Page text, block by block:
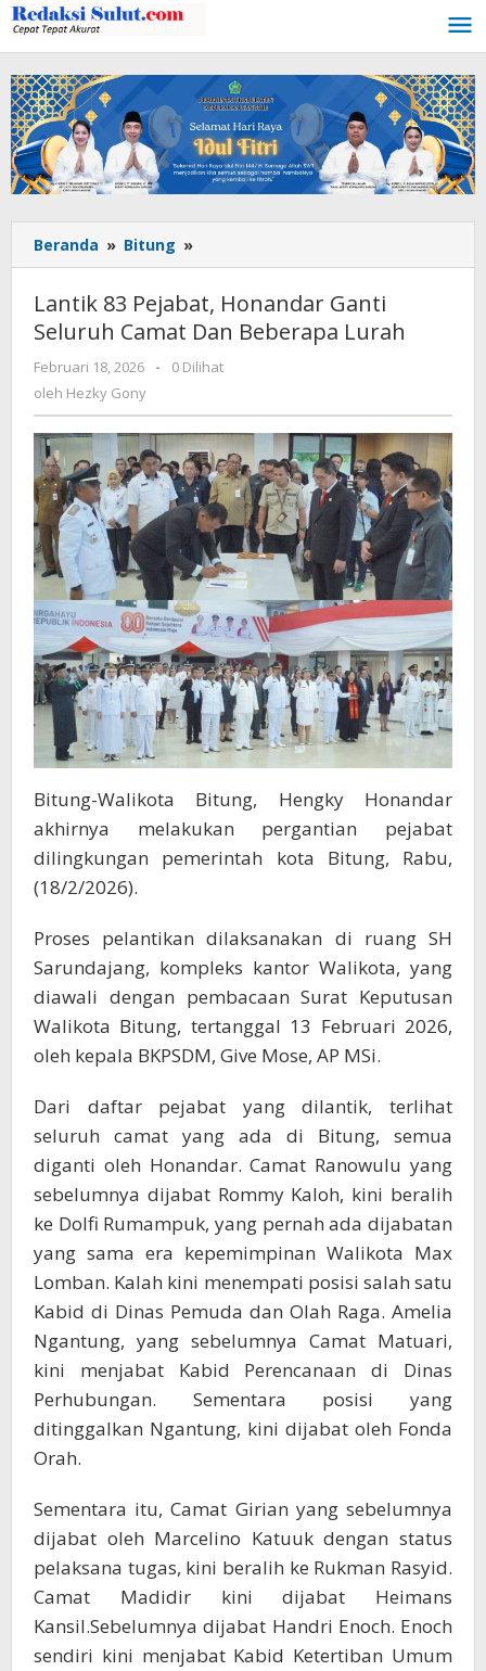
Lewati
ke
konten
Beranda » Bitung »
83
Honandar
Ganti
Seluruh
Lurah
Lantik 83 Pejabat, Honandar Ganti
Seluruh Camat Dan Beberapa Lurah
Februari 18, 2026
oleh
-
0 Dilihat
oleh Hezky Gony
Bitung-Walikota Bitung, Hengky Honandar
akhirnya melakukan pergantian pejabat
dilingkungan pemerintah kota Bitung, Rabu,
(18/2/2026).
Proses pelantikan dilaksanakan di ruang SH
Sarundajang, kompleks kantor Walikota, yang
diawali dengan pembacaan Surat Keputusan
Walikota Bitung, tertanggal 13 Februari 2026,
oleh kepala BKPSDM, Give Mose, AP MSi.
Dari daftar pejabat yang dilantik, terlihat
seluruh camat yang ada di Bitung, semua
diganti oleh Honandar. Camat Ranowulu yang
sebelumnya dijabat Rommy Kaloh, kini beralih
ke Dolfi Rumampuk, yang pernah ada dijabatan
yang sama era kepemimpinan Walikota Max
Lomban. Kalah kini menempati posisi salah satu
Kabid di Dinas Pemuda dan Olah Raga. Amelia
Ngantung, yang sebelumnya Camat Matuari,
kini menjabat Kabid Perencanaan di Dinas
Perhubungan. Sementara posisi yang
ditinggalkan Ngantung, kini dijabat oleh Fonda
Orah.
Sementara itu, Camat Girian yang sebelumnya
dijabat oleh Marcelino Katuuk dengan status
pelaksana tugas, kini beralih ke Rukman Rasyid.
Camat Madidir kini dijabat Heimans
Kansil.Sebelumnya dijabat Handri Enoch. Enoch
sendiri kini menjabat Kabid Ketertiban Umum